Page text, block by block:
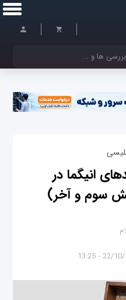
انيگما در
سوم و آخر)
22/10/